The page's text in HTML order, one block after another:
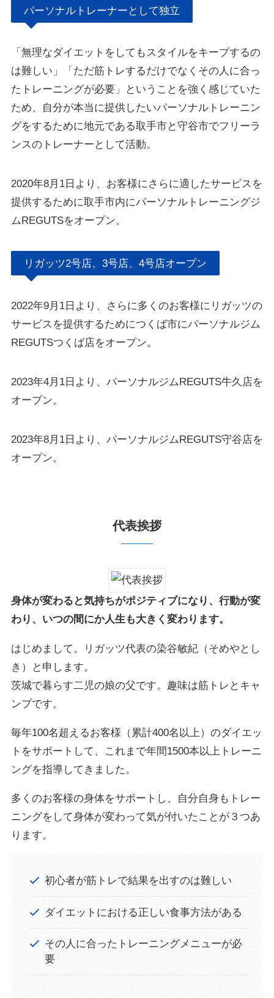
パーソナルトレーナーとして独立
「無理なダイエットをしてもスタイルをキープするの
は難しい」「ただ筋トレするだけでなくその人に合っ
たトレーニングが必要」ということを強く感じていた
ため、自分が本当に提供したいパーソナルトレーニン
グをするために地元である取手市と守谷市でフリーラ
ンスのトレーナーとして活動。
2020年8月1日より、お客様にさらに適したサービスを
提供するために取手市内にパーソナルトレーニングジ
ムREGUTSをオープン。
リガッツ2号店、3号店、4号店オープン
2022年9月1日より、さらに多くのお客様にリガッツの
サービスを提供するためにつくば市にパーソナルジム
REGUTSつくば店をオープン。
2023年4月1日より、パーソナルジムREGUTS牛久店を
オープン。
2023年8月1日より、パーソナルジムREGUTS守谷店を
オープン。
代表挨拶
身体が変わると気持ちがポジティブになり、行動が変
わり、いつの間にか人生も大きく変わります。
はじめまして。リガッツ代表の染谷敏紀（そめやとし
き）と申します。
茨城で暮らす二児の娘の父です。趣味は筋トレとキャ
ンプです。
毎年100名超えるお客様（累計400名以上）のダイエッ
トをサポートして、これまで年間1500本以上トレーニ
ングを指導してきました。
多くのお客様の身体をサポートし、自分自身もトレー
ニングをして身体が変わって気が付いたことが３つあ
ります。
初心者が筋トレで結果を出すのは難しい
ダイエットにおける正しい食事方法がある
その人に合ったトレーニングメニューが必
要